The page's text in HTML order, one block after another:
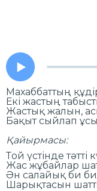
Махаббаттың
Екі жастың
Жастық жалын,
Бақыт сыйлап
Қайырмасы:
Той үстінде тәтті
Жас жұбайлар
Ән салайық би
Шарықтасын